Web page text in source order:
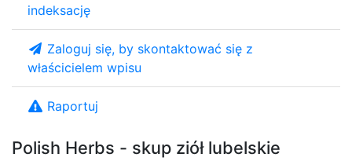
Polish Herbs - skup ziół lubelskie
indeksację
Zaloguj się, by skontaktować się z
właścicielem wpisu
Raportuj